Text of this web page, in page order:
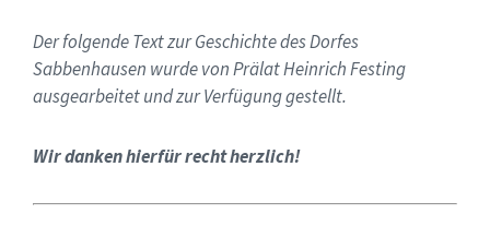
Der folgende Text zur Geschichte des Dorfes
Sabbenhausen wurde von Prälat Heinrich Festing
ausgearbeitet und zur Verfügung gestellt.
Wir danken hierfür recht herzlich!